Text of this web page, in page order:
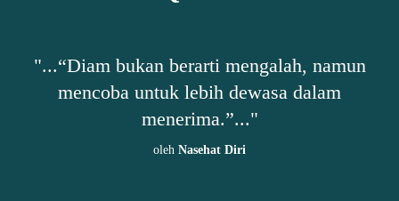
"...“Diam bukan berarti mengalah, namun
mencoba untuk lebih dewasa dalam
menerima.”..."
Nasehat Diri